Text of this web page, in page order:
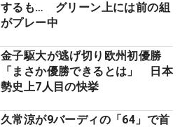
するも… グリーン上には前の組
がプレー中
金子駆大が逃げ切り欧州初優勝
「まさか優勝できるとは」 日本
勢史上7人目の快挙
久常涼が9バーディの「64」で首